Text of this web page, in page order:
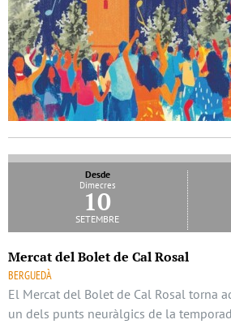
Desde
Dimecres
10
setembre
Mercat del Bolet de Cal Rosal
BERGUEDÀ
El Mercat del Bolet de Cal Rosal torna
un dels punts neuràlgics de la